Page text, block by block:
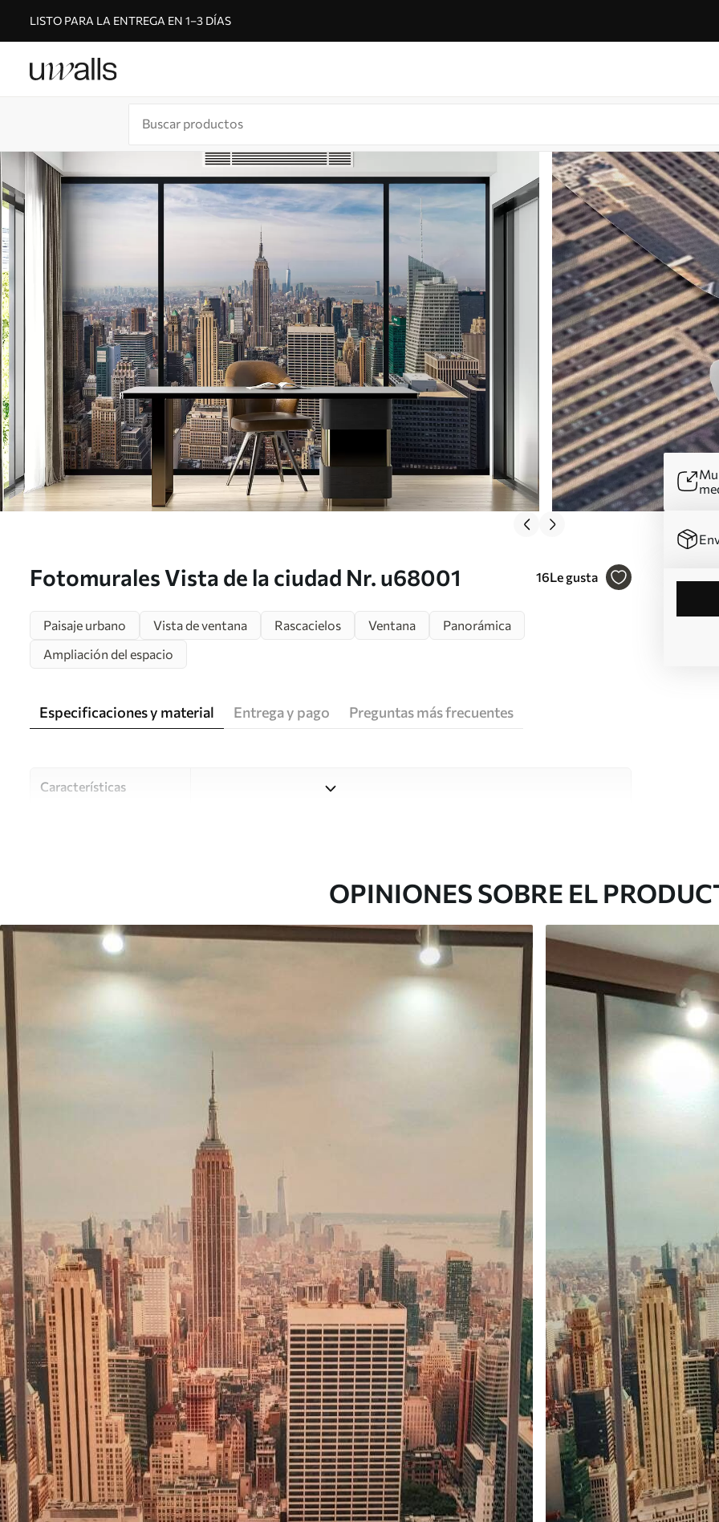
LISTO PARA LA ENTREGA EN 1–3 DÍAS
Fotomurales Vista de la ciudad Nr. u68001 16Le gusta
Paisaje urbano Vista de ventana Rascacielos Ventana
Panorámica
Ampliación del espacio
Especificaciones y material Entrega y pago Preguntas más frecuentes
Características
Estudio de diseño Uwalls
Número de artículo u68001
Producción Impreso bajo pedido y entregado en rollos de hasta 50 cm de ancho.
Disponible con recubrimiento de barniz y/o adhesivo para empapelar.
Se puede limpiar suavemente con una esponja suave. Los murales de pared
con recubrimiento de barniz pueden limpiarse con agua.
Aplicación sin fisuras
Estándar
45.00 27.00 €/m²
Premium
56 .67 .00€/m²
Vinilo Premium
65 .00 39 .00€/m²
Peel and Stick
81.6548.99€/m²
OPINIONES SOBRE EL